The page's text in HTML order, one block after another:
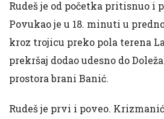
Rudeš je od početka pritisnuo
Povukao je u 18. minuti u
kroz trojicu preko pola terena
prekršaj dodao udesno do
prostora brani Banić.
Rudeš je prvi i poveo.